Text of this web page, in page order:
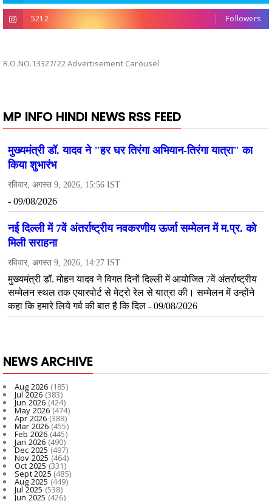
5212 Followers
R.O.NO.13327/22 Advertisement Carousel
MP INFO HINDI NEWS RSS FEED
NEWS ARCHIVE
Aug 2026 (185)
Jul 2026 (383)
Jun 2026(424)
May 2026(474)
Apr 2026 (388)
Mar 2026(455)
Feb 2026 (445)
Jan 2026 (490)
Dec 2025(497)
Nov 2025 (464)
Oct 2025 (331)
Sept 2025 (485)
Aug 2025 (449)
Jul 2025 (538)
Jun 2025(426)